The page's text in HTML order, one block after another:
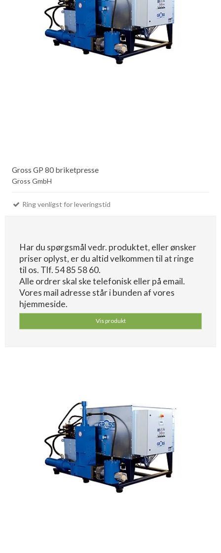
Gross GP 80 briketpresse
Gross GmbH
Ring venligst for leveringstid
Har du spørgsmål vedr. produktet, eller ønsker
priser oplyst, er du altid velkommen til at ringe
til os. Tlf. 54 85 58 60.
Alle ordrer skal ske telefonisk eller på email.
Vores mail adresse står i bunden af vores
hjemmeside.
Vis produkt